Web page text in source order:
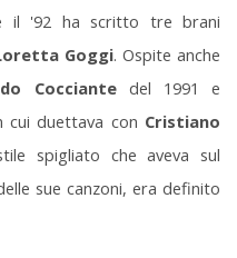
il '92 ha scritto tre brani
Goggi. Ospite anche
Cocciantedel 1991 e
cui duettava con Cristiano
spigliato che aveva sul
sue canzoni, era definito